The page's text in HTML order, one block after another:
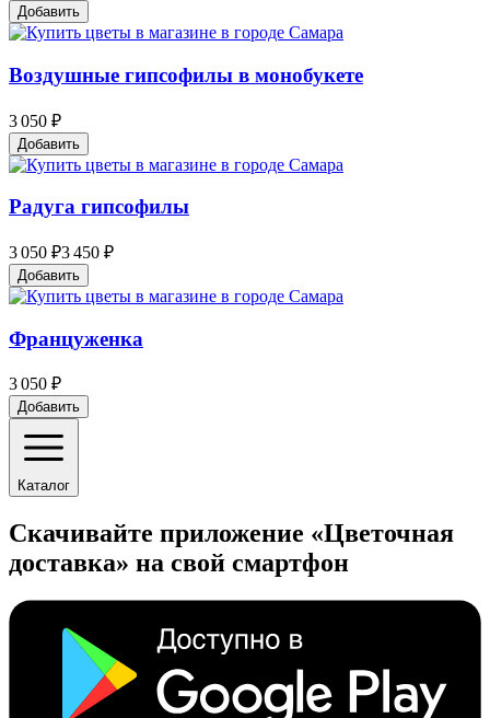
Добавить
Воздушные гипсофилы в монобукете
3 050 ₽
Добавить
Радуга гипсофилы
3 050 ₽3 450 ₽
Добавить
Француженка
3 050 ₽
Добавить
Каталог
Скачивайте приложение «Цветочная
доставка» на свой смартфон